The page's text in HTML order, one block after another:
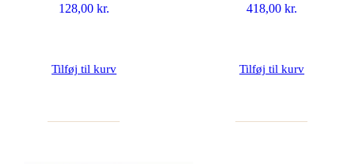
128,00 kr.
Tilføj til kurv
418,00 kr.
Tilføj til kurv